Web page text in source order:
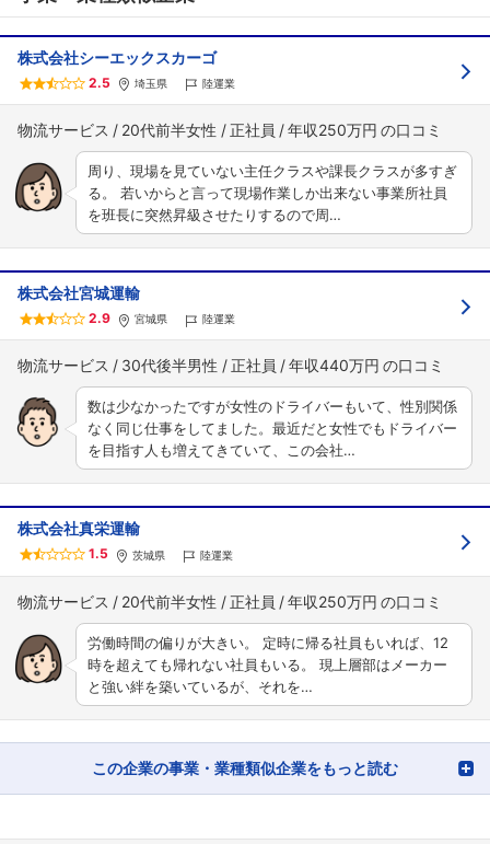
フォローしました
こちらの企業もフォローしませんか？
株式会社シーエックスカーゴ
2.5 埼玉県 陸運業
物流サービス 20代前半女性 正社員 年収250万円
周り、現場を見ていない主任クラスや課長クラスが多すぎ
る。 若いからと言って現場作業しか出来ない事業所社員
を班長に突然昇級させたりするので周…
株式会社宮城運輸
2.9 宮城県 陸運業
物流サービス 30代後半男性 正社員 年収440万円
数は少なかったですが女性のドライバーもいて、性別関係
なく同じ仕事をしてました。最近だと女性でもドライバー
を目指す人も増えてきていて、この会社…
株式会社真栄運輸
1.5 茨城県 陸運業
物流サービス 20代前半女性 正社員 年収250万円
労働時間の偏りが大きい。 定時に帰る社員もいれば、12
時を超えても帰れない社員もいる。 現上層部はメーカー
と強い絆を築いているが、それを…
この企業の事業・業種類似企業をもっと読む